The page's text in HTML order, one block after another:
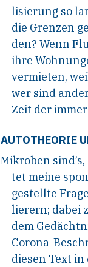
lisierung so
die Grenzen
den? Wenn
ihre
vermieten,
wer sind
Zeit der
AUTOTHEORIE
Mikroben
tet meine
gestellte
lierern; dabei
dem
Corona-
diesen Text